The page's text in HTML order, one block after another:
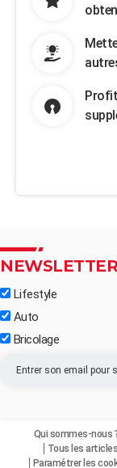
Lifestyle
Auto
Bricolage
Qui sommes-nous
Tous les articles
Paramétrer les